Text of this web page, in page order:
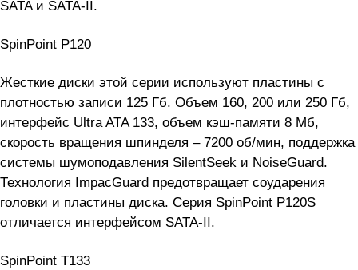
SATA и SATA-II.
SpinPoint P120
Жесткие диски этой серии используют пластины с
плотностью записи 125 Гб. Объем 160, 200 или 250 Гб,
интерфейс Ultra ATA 133, объем кэш-памяти 8 Мб,
скорость вращения шпинделя – 7200 об/мин, поддержка
системы шумоподавления SilentSeek и NoiseGuard.
Технология ImpacGuard предотвращает соударения
головки и пластины диска. Серия SpinPoint P120S
отличается интерфейсом SATA-II.
SpinPoint T133